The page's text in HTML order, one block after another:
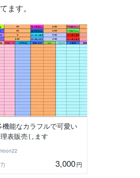
ます。
能なカラフルで可愛い
表販売します
3,000円